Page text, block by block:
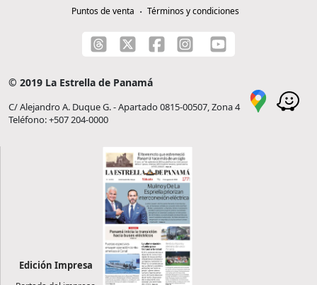
Puntos de venta
Términos y condiciones
© 2019 La Estrella de Panamá
C/ Alejandro A. Duque G. - Apartado 0815-00507, Zona 4
Teléfono: +507 204-0000
Edición Impresa